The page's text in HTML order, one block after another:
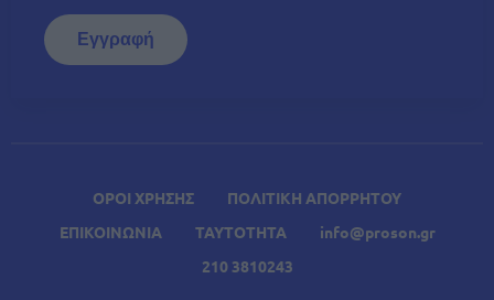
ΟΡΟΙ ΧΡΗΣΗΣ
ΠΟΛΙΤΙΚΗ ΑΠΟΡΡΗΤΟΥ
ΕΠΙΚΟΙΝΩΝΙΑ
ΤΑΥΤΟΤΗΤΑ
info@proson.gr
210 3810243